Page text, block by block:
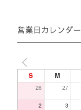
営業日カレンダー
S M
26 27
2 3